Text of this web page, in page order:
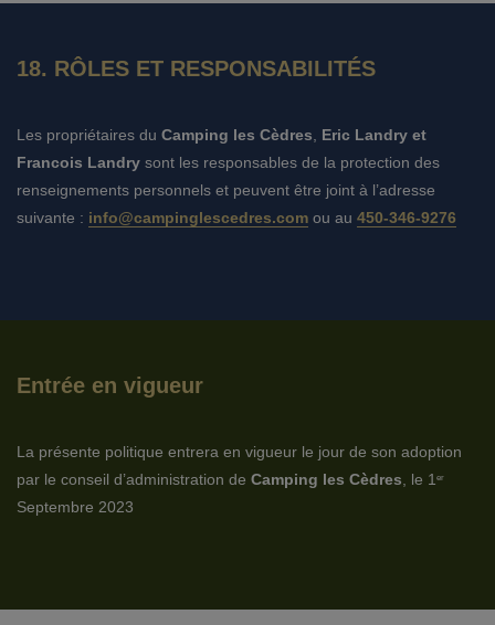
18. RÔLES ET RESPONSABILITÉS
Les propriétaires du Camping les Cèdres
Eric Landry et
Francois Landry sont les responsables de la protection des
renseignements personnels et peuvent être joint à l’adresse
suivante : info@campinglescedres.com ou au 450-346-9276
Entrée en vigueur
La présente politique entrera en vigueur le jour de son adoption
par le conseil d’administration de Camping les Cèdres , le 1 er
Septembre 2023